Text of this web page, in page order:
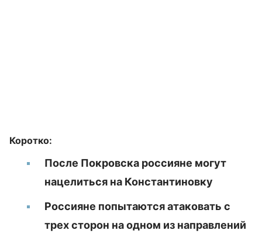
Коротко:
После Покровска россияне могут
нацелиться на Константиновку
Россияне попытаются атаковать с
трех сторон на одном из направлений